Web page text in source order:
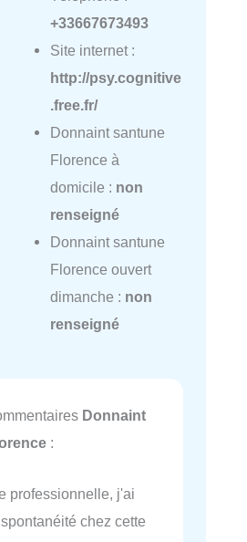
+33667673493
Site internet :
http://psy.cognitive
.free.fr/
Donnaint santune
Florence à
domicile : non
renseigné
Donnaint santune
Florence ouvert
dimanche : non
renseigné
Donnaint
:
professionnelle, j'ai
chez cette